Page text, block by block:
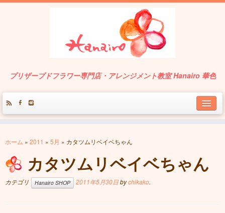
プリザーブドフラワー専門店・アレンジメント教室 Hanairo 華色
Works
ホーム » 2011 » 5月 » カタツムリベイベちゃん
カタツムリベイベちゃん
カテゴリ Hanairo SHOP 2011年5月30日bychikako.